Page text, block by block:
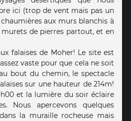
ici (trop de vent mais pas un
aux murs blanchis à
murets de pierres partout, et en
falaises de Moher! Le site est
vaste pour que cela ne soit
bout du chemin, le spectacle
sur une hauteur de 214m!
et la lumière du soir éclaire
Nous apercevons quelques
la muraille rocheuse mais